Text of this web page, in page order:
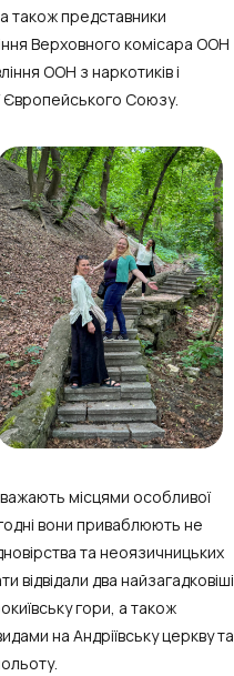
також представники
Верховного комісара ООН
ООН з наркотиків і
Європейського Союзу.
місцями особливої
вони приваблюють не
та неоязичницьких
відвідали два найзагадковіші
гори, а також
на Андріївську церкву та